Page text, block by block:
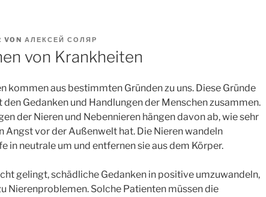
VON АЛЕКСЕЙ СОЛЯР
von Krankheiten
kommen aus bestimmten Gründen zu uns. Diese Gründe
den Gedanken und Handlungen der Menschen zusammen.
der Nieren und Nebennieren hängen davon ab, wie sehr
Angst vor der Außenwelt hat. Die Nieren wandeln
in neutrale um und entfernen sie aus dem Körper.
gelingt, schädliche Gedanken in positive umzuwandeln,
Nierenproblemen. Solche Patienten müssen die